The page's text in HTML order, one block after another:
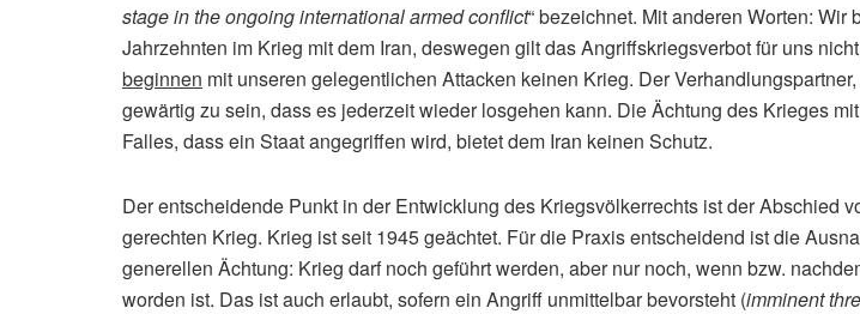
stage in the ongoing international armed conflict“ bezeichnet. Mit anderen Worten: Wir
Jahrzehnten im Krieg mit dem Iran, deswegen gilt das Angriffskriegsverbot für uns
beginnen mit unseren gelegentlichen Attacken keinen Krieg. Der
gewärtig zu sein, dass es jederzeit wieder losgehen kann. Die Ächtung des Krieges
Falles, dass ein Staat angegriffen wird, bietet dem Iran keinen Schutz.
Der entscheidende Punkt in der Entwicklung des Kriegsvölkerrechts ist der Abschied
gerechten Krieg. Krieg ist seit 1945 geächtet. Für die Praxis entscheidend ist die
generellen Ächtung: Krieg darf noch geführt werden, aber nur noch, wenn bzw.
worden ist. Das ist auch erlaubt, sofern ein Angriff unmittelbar bevorsteht (imminent